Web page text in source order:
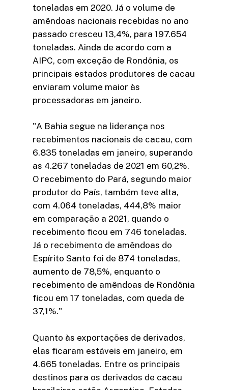
toneladas em 2020. Já o volume de
amêndoas nacionais recebidas no ano
passado cresceu 13,4%, para 197.654
toneladas. Ainda de acordo com a
AIPC, com exceção de Rondônia, os
principais estados produtores de cacau
enviaram volume maior às
processadoras em janeiro.
"A Bahia segue na liderança nos
recebimentos nacionais de cacau, com
6.835 toneladas em janeiro, superando
as 4.267 toneladas de 2021 em 60,2%.
O recebimento do Pará, segundo maior
produtor do País, também teve alta,
com 4.064 toneladas, 444,8% maior
em comparação a 2021, quando o
recebimento ficou em 746 toneladas.
Já o recebimento de amêndoas do
Espírito Santo foi de 874 toneladas,
aumento de 78,5%, enquanto o
recebimento de amêndoas de Rondônia
ficou em 17 toneladas, com queda de
37,1%."
Quanto às exportações de derivados,
elas ficaram estáveis em janeiro, em
4.665 toneladas. Entre os principais
destinos para os derivados de cacau